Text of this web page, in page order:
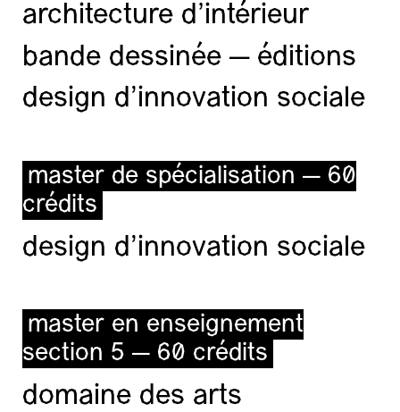
architecture d’intérieur
bande dessinée — éditions
design d'innovation sociale
master de spécialisation — 60
crédits
design d'innovation sociale
master en enseignement
section 5 — 60 crédits
domaine des arts